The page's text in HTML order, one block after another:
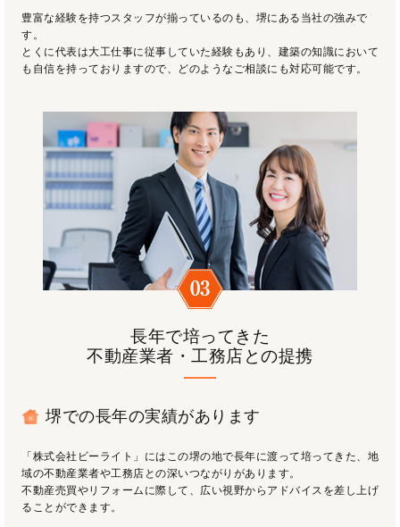
豊富な経験を持つスタッフが揃っているのも、堺にある当社の強みで
す。
とくに代表は大工仕事に従事していた経験もあり、建築の知識において
も自信を持っておりますので、どのようなご相談にも対応可能です。
長年で培ってきた
不動産業者・工務店との提携
堺での長年の実績があります
「株式会社ビーライト」にはこの堺の地で長年に渡って培ってきた、地
域の不動産業者や工務店との深いつながりがあります。
不動産売買やリフォームに際して、広い視野からアドバイスを差し上げ
ることができます。